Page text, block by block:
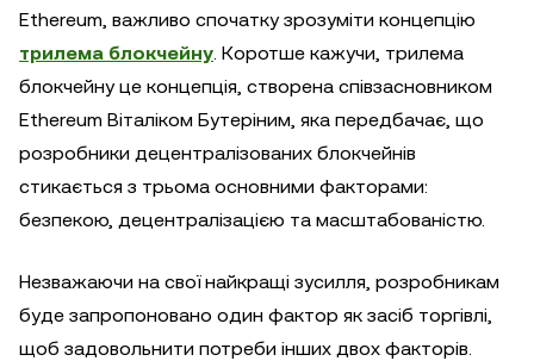
Ethereum, важливо спочатку зрозуміти концепцію
трилема блокчейну. Коротше кажучи, трилема
блокчейну це концепція, створена співзасновником
Ethereum Віталіком Бутеріним, яка передбачає, що
розробники децентралізованих блокчейнів
стикається з трьома основними факторами:
безпекою, децентралізацією та масштабованістю.
Незважаючи на свої найкращі зусилля, розробникам
буде запропоновано один фактор як засіб торгівлі,
щоб задовольнити потреби інших двох факторів.